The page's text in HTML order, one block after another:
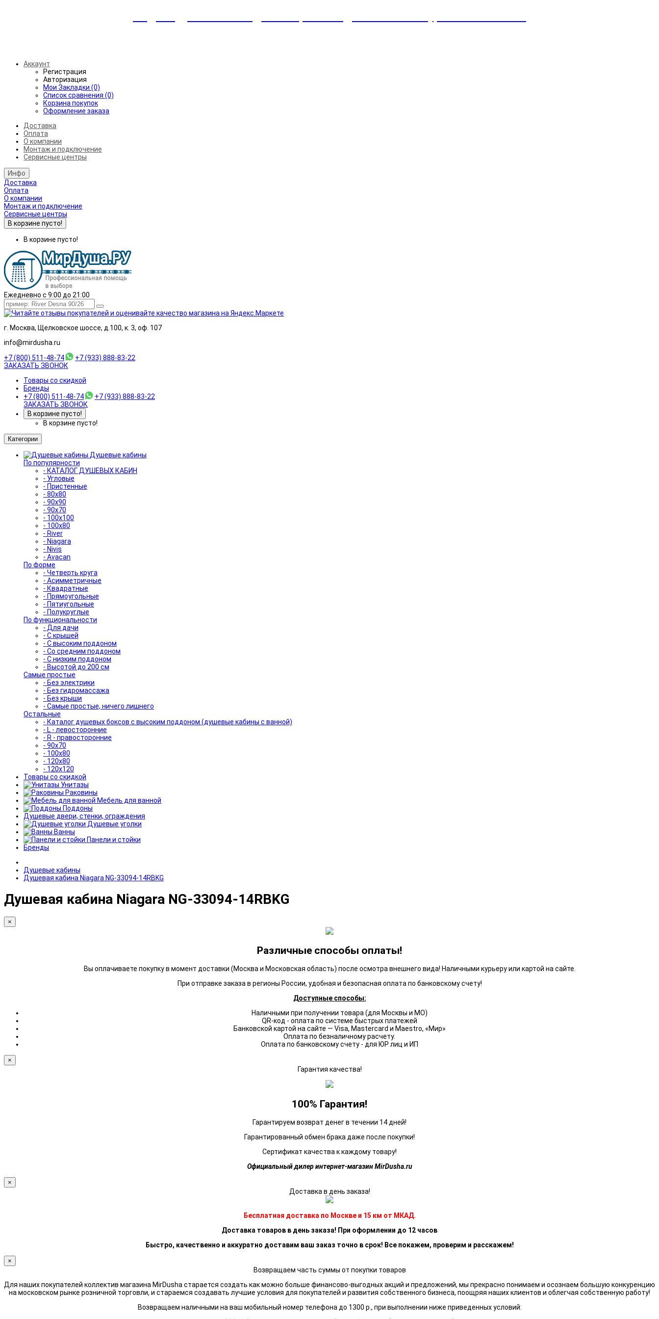
Аккаунт
Регистрация
Авторизация
Мои Закладки (0)
Список сравнения (0)
Корзина покупок
Оформление заказа
Доставка
Оплата
О компании
Монтаж и подключение
Сервисные центры
Инфо
Доставка
Оплата
О компании
Монтаж и подключение
Сервисные центры
В корзине пусто!
В корзине пусто!
Ежедневно с 9:00 до 21:00
г. Москва, Щелковское шоссе, д.100, к. 3, оф. 107
info@mirdusha.ru
+7 (800) 511-48-74
+7 (933) 888-83-22
ЗАКАЗАТЬ ЗВОНОК
Товары со скидкой
Бренды
+7 (800) 511-48-74
+7 (933) 888-83-22
ЗАКАЗАТЬ ЗВОНОК
В корзине пусто!
В корзине пусто!
Категории
Душевые кабины
По популярности
- КАТАЛОГ ДУШЕВЫХ КАБИН
- Угловые
- Пристенные
- 80x80
- 90x90
- 90x70
- 100x100
- 100x80
- River
- Niagara
- Nivis
- Avacan
По форме
- Четверть круга
- Асимметричные
- Квадратные
- Прямоугольные
- Пятиугольные
- Полукруглые
По функциональности
- Для дачи
- С крышей
- С высоким поддоном
- Со средним поддоном
- С низким поддоном
- Высотой до 200 см
Самые простые
- Без электрики
- Без гидромассажа
- Без крыши
- Самые простые, ничего лишнего
Остальные
- Каталог душевых боксов с высоким поддоном (душевые кабины с ванной)
- L - левосторонние
- R - правосторонние
- 90x70
- 100x80
- 120x80
- 120x120
Товары со скидкой
Унитазы
Раковины
Мебель для ванной
Поддоны
Душевые двери, стенки, ограждения
Душевые уголки
Ванны
Панели и стойки
Бренды
Душевые кабины
Душевая кабина Niagara NG-33094-14RBKG
Душевая кабина Niagara NG-33094-14RBKG
×
Различные способы оплаты!
Вы оплачиваете покупку в момент доставки (Москва и Московская область) после осмотра внешнего вида! Наличными курьеру или картой на сайте.
При отправке заказа в регионы России, удобная и безопасная оплата по банковскому счету!
Доступные способы:
Наличными при получении товара (для Москвы и МО)
QR-код - оплата по системе быстрых платежей
Банковской картой на сайте — Visa, Mastercard и Maestro, «Мир»
Оплата по безналичному расчету.
Оплата по банковскому счету - для ЮР лиц и ИП
×
Гарантия качества!
100% Гарантия!
Гарантируем возврат денег в течении 14 дней!
Гарантированный обмен брака даже после покупки!
Сертификат качества к каждому товару!
Официальный дилер интернет-магазин MirDusha.ru
×
Доставка в день заказа!
Бесплатная доставка по Москве и 15 км от МКАД.
Доставка товаров в день заказа! При оформлении до 12 часов
Быстро, качественно и аккуратно доставим ваш заказ точно в срок! Все покажем, проверим и расскажем!
×
Возвращаем часть суммы от покупки товаров
Для наших покупателей коллектив магазина MirDusha старается создать как можно больше финансово-выгодных акций и предложений, мы прекрасно понимаем и осознаем большую конкуренцию
на московском рынке розничной торговли, и стараемся создавать лучшие условия для покупателей и развития собственного бизнеса, поощряя наших клиентов и облегчая собственную работу!
Возвращаем наличными на ваш мобильный номер телефона до 1300 р., при выполнении ниже приведенных условий: